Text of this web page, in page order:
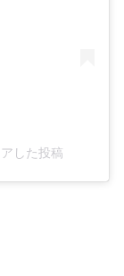
した投稿